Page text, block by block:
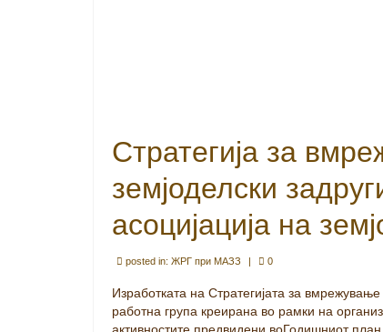
Стратегија за
земјоделски
асоцијација на
posted in: ЖРГ при МАЗЗ | 0
Изработката на Стратегијата за
работна група креирана во рамки на
активностите предвидени воГодишниот план